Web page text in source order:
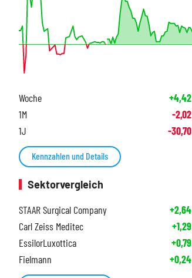
Woche +4,42
1M -2,02
1J -30,70
Kennzahlen und Details
Sektorvergleich
STAAR Surgical Company
+2,64
Carl Zeiss Meditec +1,29
EssilorLuxottica +0,79
Fielmann +0,24